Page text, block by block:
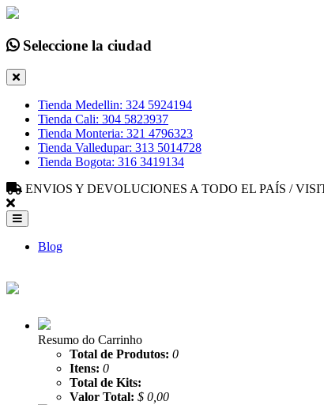
Seleccione la ciudad
Tienda Medellin: 324 5924194
Tienda Cali: 304 5823937
Tienda Monteria: 321 4796323
Tienda Valledupar: 313 5014728
Tienda Bogota: 316 3419134
ENVIOS Y DEVOLUCIONES A TODO EL PAÍS /
Blog
Resumo do Carrinho
Total de Produtos: 0
Itens: 0
Total de Kits:
Valor Total: $ 0,00